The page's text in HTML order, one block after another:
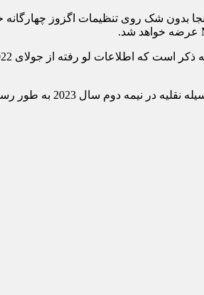
شک روی تنظیمات اگزوز چهارگانه
به طور رسمی معرفی خواهد شد.